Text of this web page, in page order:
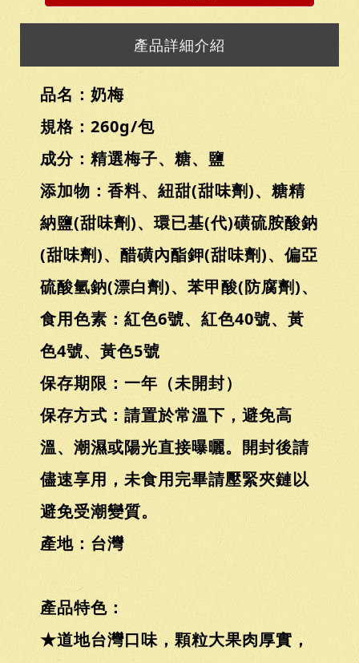
產品詳細介紹
品名：奶梅
規格：260g/包
成分：精選梅子、糖、鹽
添加物：香料、紐甜(甜味劑)、糖精
納鹽(甜味劑)、環已基(代)磺硫胺酸鈉
(甜味劑)、醋磺內酯鉀(甜味劑)、偏亞
硫酸氫鈉(漂白劑)、苯甲酸(防腐劑)、
食用色素：紅色6號、紅色40號、黃
色4號、黃色5號
保存期限：一年（未開封）
保存方式：請置於常溫下，避免高
溫、潮濕或陽光直接曝曬。開封後請
儘速享用，未食用完畢請壓緊夾鏈以
避免受潮變質。
產地：台灣
產品特色：
★道地台灣口味，顆粒大果肉厚實，